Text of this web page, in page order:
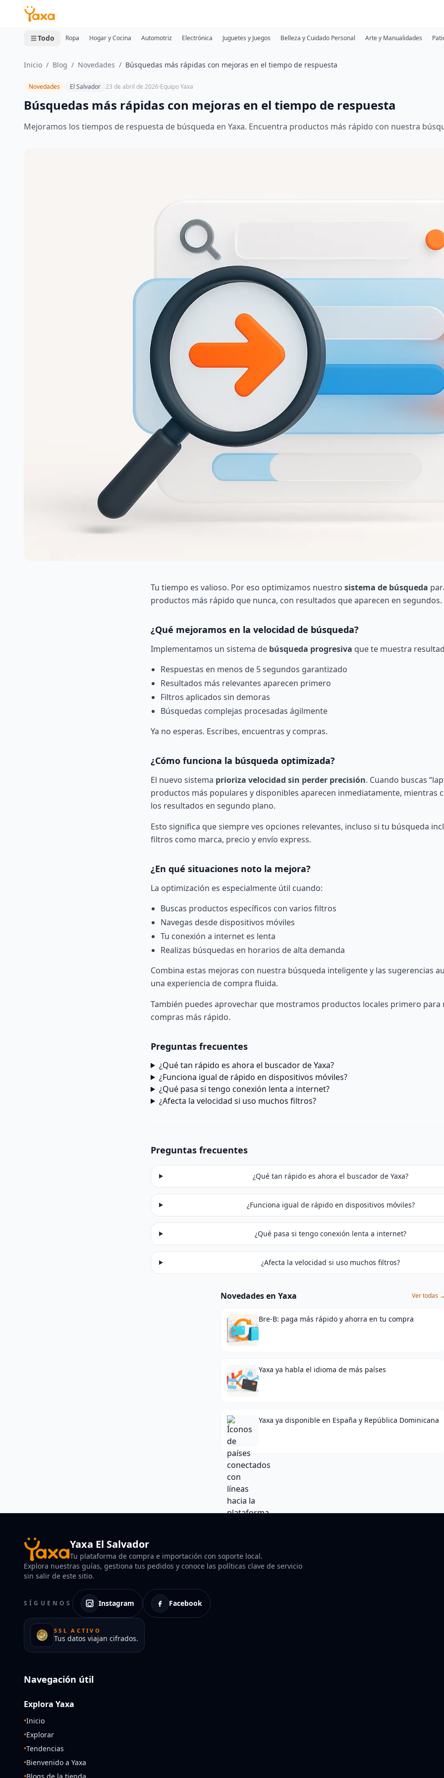
MINI CARRITO
0 productos
Todo Ropa Hogar y Cocina Automotriz Electrónica Juguetes y Juegos Belleza y Cuidado Personal Arte y Manualidades
Inicio / Blog / Novedades / Búsquedas más rápidas con mejoras en el tiempo de respuesta
Novedades El Salvador 23 de abril de 2026·Equipo Yaxa
Búsquedas más rápidas con mejoras en el tiempo de respuesta
Mejoramos los tiempos de respuesta de búsqueda en Yaxa. Encuentra productos más rápido con nuestra
Tu tiempo es valioso. Por eso optimizamos nuestro sistema de búsqueda
productos más rápido que nunca, con resultados que aparecen en segundos.
¿Qué mejoramos en la velocidad de búsqueda?
Implementamos un sistema de búsqueda progresiva que te muestra
Respuestas en menos de 5 segundos garantizado
Resultados más relevantes aparecen primero
Filtros aplicados sin demoras
Búsquedas complejas procesadas ágilmente
Ya no esperas. Escribes, encuentras y compras.
¿Cómo funciona la búsqueda optimizada?
El nuevo sistema prioriza velocidad sin perder precisión. Cuando buscas
productos más populares y disponibles aparecen inmediatamente, mientras
los resultados en segundo plano.
Esto significa que siempre ves opciones relevantes, incluso si tu búsqueda
filtros como marca, precio y envío express.
¿En qué situaciones noto la mejora?
La optimización es especialmente útil cuando:
Buscas productos específicos con varios filtros
Navegas desde dispositivos móviles
Tu conexión a internet es lenta
Realizas búsquedas en horarios de alta demanda
Combina estas mejoras con nuestra búsqueda inteligentey las sugerencias
una experiencia de compra fluida.
También puedes aprovechar que mostramos productos locales primero para
compras más rápido.
Preguntas frecuentes
¿Qué tan rápido es ahora el buscador de Yaxa?
¿Funciona igual de rápido en dispositivos móviles?
¿Qué pasa si tengo conexión lenta a internet?
¿Afecta la velocidad si uso muchos filtros?
Preguntas frecuentes
¿Qué tan rápido es ahora el buscador de Yaxa?
¿Funciona igual de rápido en dispositivos móviles?
¿Qué pasa si tengo conexión lenta a internet?
¿Afecta la velocidad si uso muchos filtros?
Novedades en Yaxa Ver todas
Bre-B: paga más rápido y ahorra en tu compra
Yaxa ya habla el idioma de más países
Yaxa ya disponible en España y República Dominicana
Yaxa El Salvador
Tu plataforma de compra e importación con soporte local.
Explora nuestras guías, gestiona tus pedidos y conoce las políticas clave de servicio
sin salir de este sitio.
SÍGUENOS Instagram Facebook
SSL ACTIVO
Tus datos viajan cifrados.
Navegación útil
Explora Yaxa
•Inicio
•Explorar
•Tendencias
•Bienvenido a Yaxa